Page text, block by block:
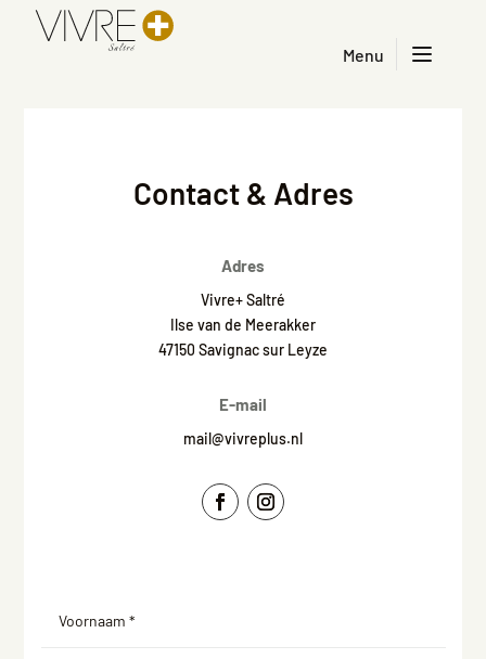
Menu
Contact & Adres
Adres
Vivre+ Saltré
Ilse van de Meerakker
47150 Savignac sur Leyze
E-mail
mail@vivreplus.nl